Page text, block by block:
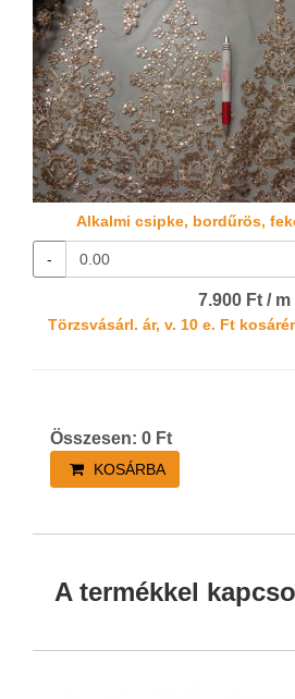
Alkalmi csipke, bordűrös,
-
7.900 Ft / m
Törzsvásárl. ár, v. 10 e. Ft
Összesen: 0 Ft
KOSÁRBA
A termékkel